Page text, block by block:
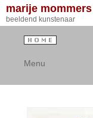
marije mommers
beeldend kunstenaar
Menu